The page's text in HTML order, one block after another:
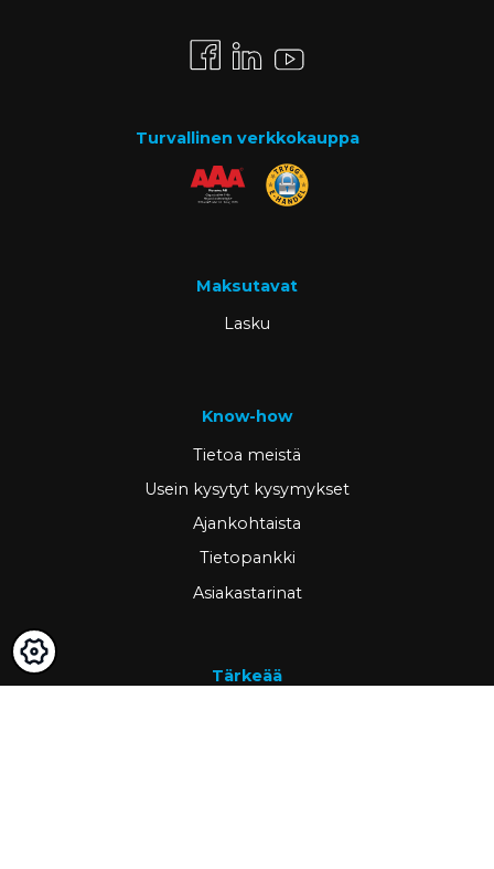
Turvallinen verkkokauppa
Maksutavat
Lasku
Know-how
Tietoa meistä
Usein kysytyt kysymykset
Ajankohtaista
Tietopankki
Asiakastarinat
Tärkeää